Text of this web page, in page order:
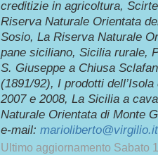
creditizie in agricoltura,
Riserva Naturale Orientata
Sosio, La Riserva Naturale
pane siciliano, Sicilia rurale,
S. Giuseppe a Chiusa
(1891/92), I prodotti
2007 e 2008, La Sicilia a
Naturale Orientata di Monte
e-mail: marioliberto@virgilio.it
Ultimo aggiornamento Sabato